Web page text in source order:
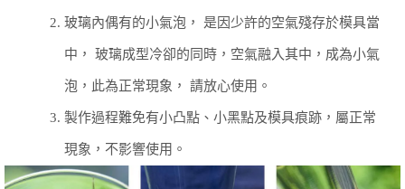
2. 玻璃內偶有的小氣泡， 是因少許的空氣殘存於模具當
中， 玻璃成型冷卻的同時，空氣融入其中，成為小氣
泡，此為正常現象， 請放心使用。
3. 製作過程難免有小凸點、小黑點及模具痕跡，屬正常
現象，不影響使用。